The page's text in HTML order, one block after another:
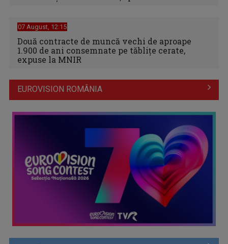
07 August, 12:15
Două contracte de muncă vechi de aproape
1.900 de ani consemnate pe tăblițe cerate,
expuse la MNIR
EUROVISION ROMÂNIA